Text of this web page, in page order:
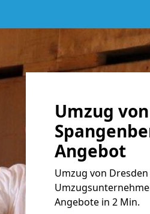
Umzug
Angebot
Umzug von
Angebote in 2 Min.